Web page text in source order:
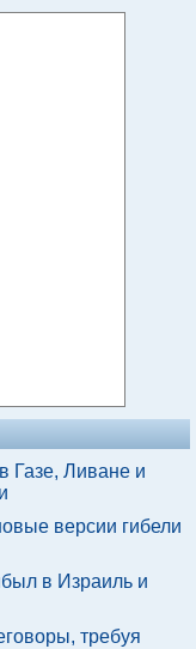
Газе, Ливане и
версии гибели
в Израиль и
требуя